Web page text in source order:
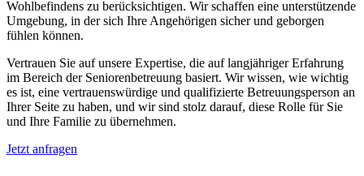
Wohlbefindens zu berücksichtigen. Wir schaffen eine unterstützende
Umgebung, in der sich Ihre Angehörigen sicher und geborgen
fühlen können.
Vertrauen Sie auf unsere Expertise, die auf langjähriger Erfahrung
im Bereich der Seniorenbetreuung basiert. Wir wissen, wie wichtig
es ist, eine vertrauenswürdige und qualifizierte Betreuungsperson an
Ihrer Seite zu haben, und wir sind stolz darauf, diese Rolle für Sie
und Ihre Familie zu übernehmen.
Jetzt anfragen